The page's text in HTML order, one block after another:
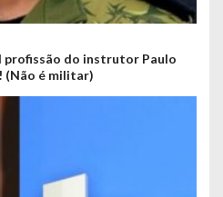
profissão do instrutor Paulo
(Não é militar)